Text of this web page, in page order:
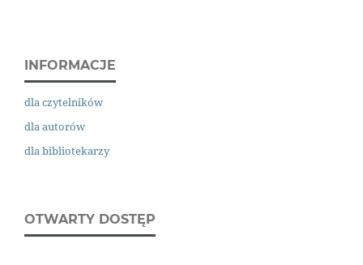
INFORMACJE
dla czytelników
dla autorów
dla bibliotekarzy
OTWARTY DOSTĘP